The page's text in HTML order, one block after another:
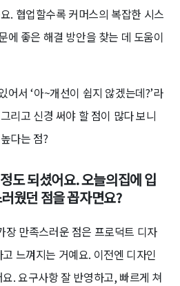
. 협업할수록 커머스의 복잡한 시스
에 좋은 해결 방안을 찾는 데 도움이
어서 ‘아~개선이 쉽지 않겠는데?’라
리고 신경 써야 할 점이 많다 보니
다는 점?
도 되셨어요. 오늘의집에 입
웠던 점을 꼽자면요?
장 만족스러운 점은 프로덕트 디자
느껴지는 거예요. 이전엔 디자인
. 요구사항 잘 반영하고, 빠르게 쳐